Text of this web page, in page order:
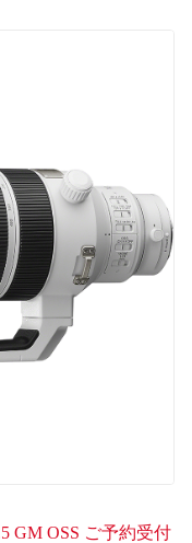
GM OSS ご予約受付